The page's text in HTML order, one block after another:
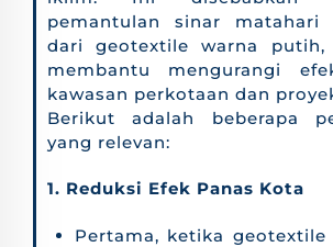
pemantulan sinar matahari
dari geotextile warna putih,
membantu mengurangi
kawasan perkotaan dan
Berikut adalah beberapa
yang relevan:
1. Reduksi Efek Panas Kota
Pertama, ketika